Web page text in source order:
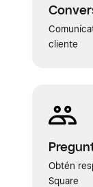
cliente
Obtén
Square